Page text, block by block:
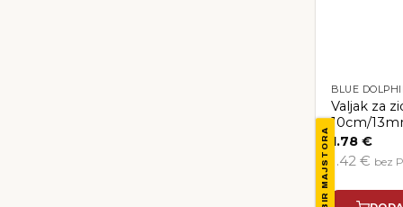
ODABIR MAJSTORA
BLUE
Valjak za
10cm/
1.78€
1.42 € bez